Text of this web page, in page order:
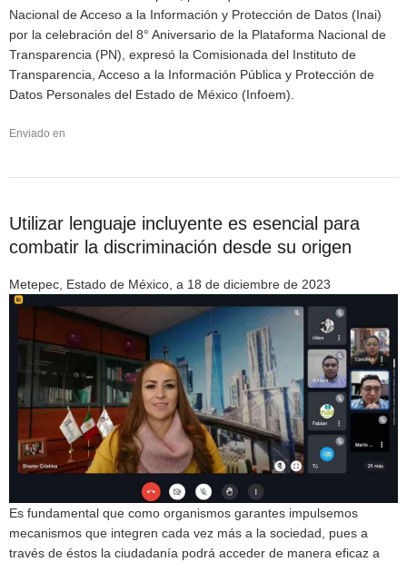
Nacional de Acceso a la Información y Protección de Datos (Inai)
por la celebración del 8° Aniversario de la Plataforma Nacional de
Transparencia (PN), expresó la Comisionada del Instituto de
Transparencia, Acceso a la Información Pública y Protección de
Datos Personales del Estado de México (Infoem).
Enviado en
Utilizar lenguaje incluyente es esencial para
combatir la discriminación desde su origen
Metepec, Estado de México, a 18 de diciembre de 2023
Es fundamental que como organismos garantes impulsemos
mecanismos que integren cada vez más a la sociedad, pues a
través de éstos la ciudadanía podrá acceder de manera eficaz a